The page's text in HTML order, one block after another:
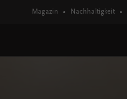
Magazin Nachhaltigkeit